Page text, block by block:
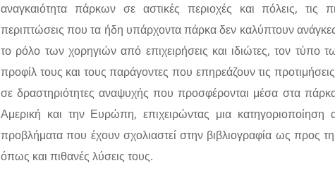
αναγκαιότητα πάρκων σε αστικές περιοχές και πόλεις, τις
περιπτώσεις που τα ήδη υπάρχοντα πάρκα δεν καλύπτουν ανάγκες
το ρόλο των χορηγιών από επιχειρήσεις και ιδιώτες, τον τύπο
προφίλ τους και τους παράγοντες που επηρεάζουν τις
σε δραστηριότητες αναψυχής που προσφέρονται μέσα στα
Αμερική και την Ευρώπη, επιχειρώντας μια κατηγοριοποίηση
προβλήματα που έχουν σχολιαστεί στην βιβλιογραφία ως προς
όπως και πιθανές λύσεις τους.